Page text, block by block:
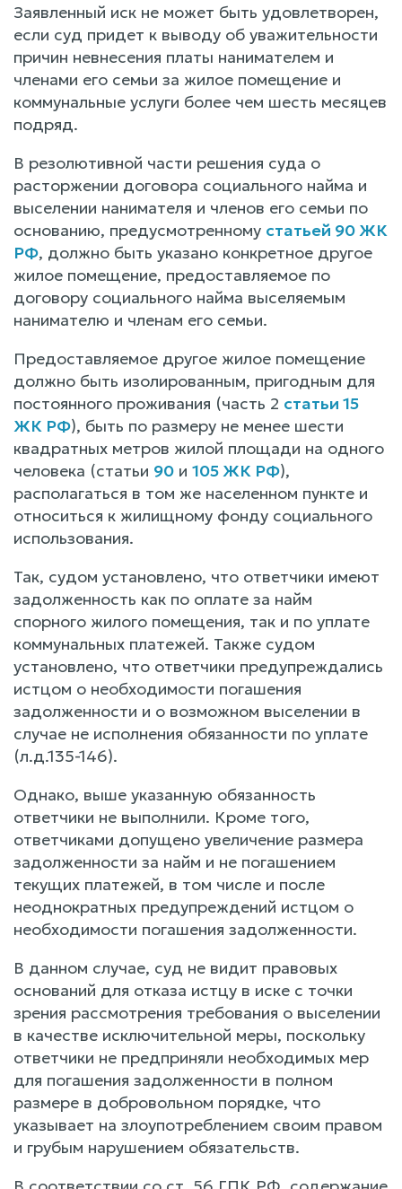
Заявленный иск не может быть удовлетворен,
если суд придет к выводу об уважительности
причин невнесения платы нанимателем и
членами его семьи за жилое помещение и
коммунальные услуги более чем шесть месяцев
подряд.
В резолютивной части решения суда о
расторжении договора социального найма и
выселении нанимателя и членов его семьи по
основанию, предусмотренному статьей 90 ЖК
РФ, должно быть указано конкретное другое
жилое помещение, предоставляемое по
договору социального найма выселяемым
нанимателю и членам его семьи.
Предоставляемое другое жилое помещение
должно быть изолированным, пригодным для
постоянного проживания (часть 2 статьи 15
ЖК РФ), быть по размеру не менее шести
квадратных метров жилой площади на одного
человека (статьи 90 и 105 ЖК РФ),
располагаться в том же населенном пункте и
относиться к жилищному фонду социального
использования.
Так, судом установлено, что ответчики имеют
задолженность как по оплате за найм
спорного жилого помещения, так и по уплате
коммунальных платежей. Также судом
установлено, что ответчики предупреждались
истцом о необходимости погашения
задолженности и о возможном выселении в
случае не исполнения обязанности по уплате
(л.д.135-146).
Однако, выше указанную обязанность
ответчики не выполнили. Кроме того,
ответчиками допущено увеличение размера
задолженности за найм и не погашением
текущих платежей, в том числе и после
неоднократных предупреждений истцом о
необходимости погашения задолженности.
В данном случае, суд не видит правовых
оснований для отказа истцу в иске с точки
зрения рассмотрения требования о выселении
в качестве исключительной меры, поскольку
ответчики не предприняли необходимых мер
для погашения задолженности в полном
размере в добровольном порядке, что
указывает на злоупотреблением своим правом
и грубым нарушением обязательств.